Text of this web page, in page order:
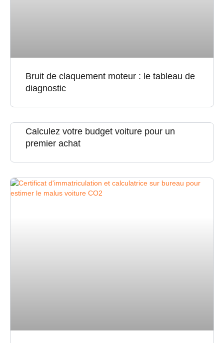
Bruit de claquement moteur : le tableau de
diagnostic
Calculez votre budget voiture pour un
premier achat